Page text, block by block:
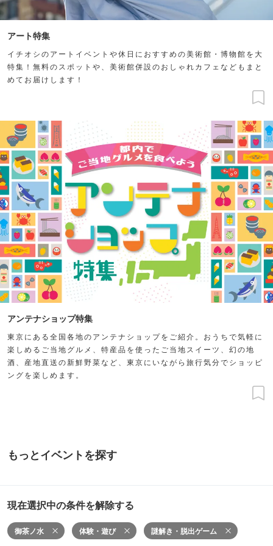
アート特集
イチオシのアートイベントや休日におすすめの美術館・博物館を大
特集！無料のスポットや、美術館併設のおしゃれカフェなどもまと
めてお届けします！
アンテナショップ特集
東京にある全国各地のアンテナショップをご紹介。おうちで気軽に
楽しめるご当地グルメ、特産品を使ったご当地スイーツ、幻の地
酒、産地直送の新鮮野菜など、東京にいながら旅行気分でショッピ
ングを楽しめます。
もっとイベントを探す
現在選択中の条件を解除する
御茶ノ水 体験・遊び 謎解き・脱出ゲーム